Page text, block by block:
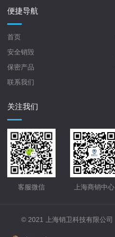
便捷导航
首页
安全销毁
保密产品
联系我们
关注我们
客服微信 上海商销中心
© 2021 上海销卫科技有限公司